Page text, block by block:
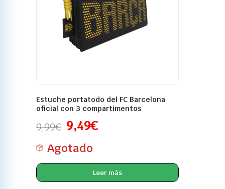
Estuche portatodo del FC Barcelona
oficial con 3 compartimentos
9,99€ 9,49€
Agotado
Leer más